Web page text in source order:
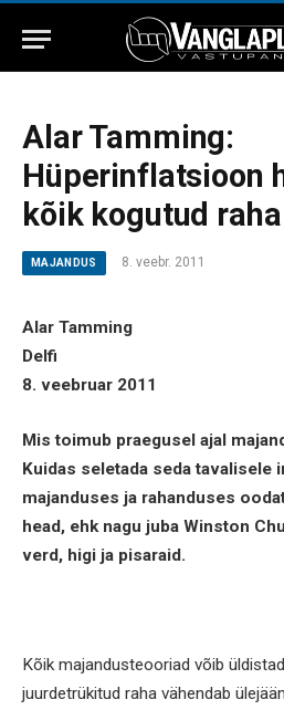
Alar Tamming:
Hüperinflatsioon
kõik kogutud raha
MAJANDUS 8. veebr. 2011
Alar Tamming
Delfi
8. veebruar 2011
Mis toimub praegusel ajal
Kuidas seletada seda tavalisele
majanduses ja rahanduses
head, ehk nagu juba Winston
verd, higi ja pisaraid.
Kõik majandusteooriad võib
juurdetrükitud raha vähendab